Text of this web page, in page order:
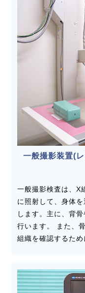
一般撮影装置(
一般撮影検査は、X
に照射して、身体
します。主に、背
行います。 また、
組織を確認するため